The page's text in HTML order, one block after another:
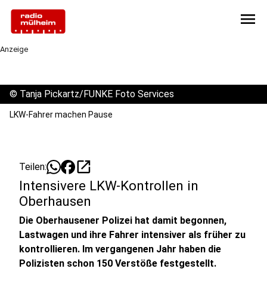
menu
Anzeige
© Tanja Pickartz/FUNKE Foto Services
LKW-Fahrer machen Pause
Teilen: open_in_new
Intensivere LKW-Kontrollen in
Oberhausen
Die Oberhausener Polizei hat damit begonnen,
Lastwagen und ihre Fahrer intensiver als früher zu
kontrollieren. Im vergangenen Jahr haben die
Polizisten schon 150 Verstöße festgestellt.